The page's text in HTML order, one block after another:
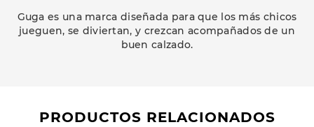
Guga es una marca diseñada para que los más chicos
jueguen, se diviertan, y crezcan acompañados de un
buen calzado.
PRODUCTOS RELACIONADOS